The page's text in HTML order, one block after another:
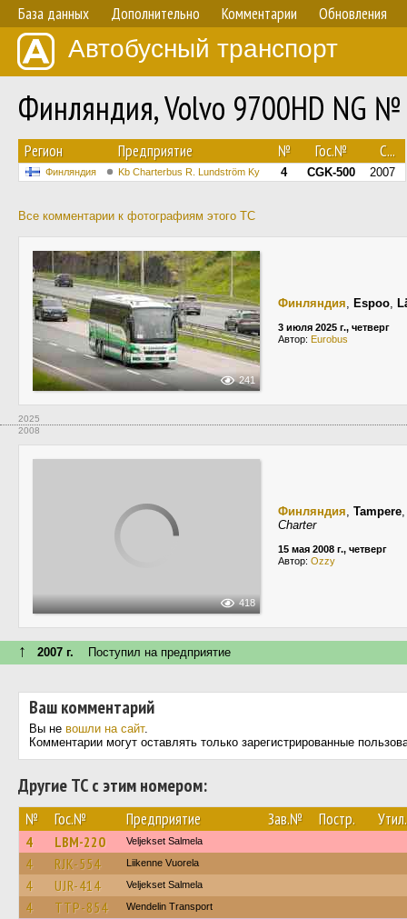
База данных Дополнительно Комментарии Обновления
Автобусный транспорт
Финляндия, Volvo 9700HD NG
Регион Предприятие № Гос.№ С...
Финляндия Kb Charterbus R. Lundström Ky 4 CGK-500 2007
Все комментарии к фотографиям этого ТС
241
Финляндия, Espoo,
3 июля 2025 г., четверг
Автор: Eurobus
2025
2008
418
Финляндия, Tampere
Charter
15 мая 2008 г., четверг
Автор: Ozzy
↑ 2007 г. Поступил на предприятие
Ваш комментарий
Вы не вошли на сайт.
Комментарии могут оставлять только зарегистрированные
Другие ТС с этим номером:
№ Гос.№ Предприятие Зав.№ Постр. Утил.
4 LBM-220 Veljekset Salmela
4 RJK-554 Liikenne Vuorela
4 UJR-414 Veljekset Salmela
4 TTP-854 Wendelin Transport